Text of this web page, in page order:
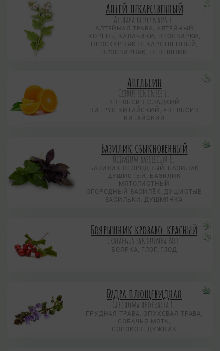
Алтей лекарственный
Althaea officinalis L.
АЛТЕЙНАЯ ТРАВА, АЛТЕЙНЫЙ
КОРЕНЬ, КАЛАЧИКИ, ПРОСВИРКИ,
ПРОСКУРНЯК ЛЕКАРСТВЕННЫЙ,
ПРОСВИРНЯК, ЛЕПЕШНИК
Апельсин
Citrus sinensis L.
АПЕЛЬСИН СЛАДКИЙ
ЦИТРУС КИТАЙСКИЙ, АПЕЛЬСИН
КИТАЙСКИЙ
Базилик обыкновенный
Ocimium basilicum L.
БАЗИЛИК ОГОРОДНЫЙ, БАЗИЛИК
ДУШИСТЫЙ, БАЗИЛИК
МЯТОЛИСТНЫЙ
ОГОРОДНЫЙ ВАСИЛЁК, ДУШИСТЫЕ
ВАСИЛЬКИ, ДУШМЯНКА
Боярышник кроваво-красный
Crataegus sanguinea Pall.
БОЯРКА, ГЛОГ, ГЛОД
Будра плющевидная
Glechoma hederacea L.
ГРУДНАЯ ТРАВА, ОПУХОВАЯ ТРАВА,
СОБАЧЬЯ МЯТА,
СОРОКОНЕДУЖНИК